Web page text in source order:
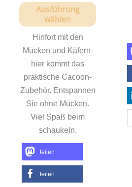
Ausführung
wählen
Hinfort mit den
Mücken und Käfern-
hier kommt das
praktische Cacoon-
Zubehör. Entspannen
Sie ohne Mücken.
Viel Spaß beim
schaukeln.
teilen
teilen